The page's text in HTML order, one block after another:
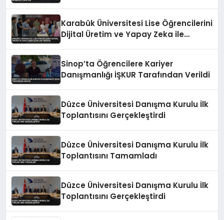
Karabük Üniversitesi Lise Öğrencilerini
Dijital Üretim ve Yapay Zeka ile
Sinop’ta Öğrencilere Kariyer
Danışmanlığı İŞKUR Tarafından Verildi
Düzce Üniversitesi Danışma Kurulu İlk
Toplantısını Gerçekleştirdi
Düzce Üniversitesi Danışma Kurulu İlk
Toplantısını Tamamladı
Düzce Üniversitesi Danışma Kurulu İlk
Toplantısını Gerçekleştirdi